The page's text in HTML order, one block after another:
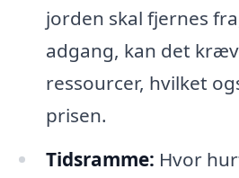
jorden skal fjernes
adgang, kan det
ressourcer, hvilket
prisen.
Tidsramme: Hvor